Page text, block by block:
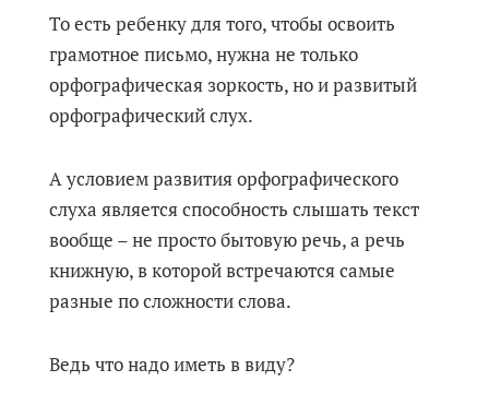
То есть ребенку для того, чтобы освоить
грамотное письмо, нужна не только
орфографическая зоркость, но и развитый
орфографический слух.
А условием развития орфографического
слуха является способность слышать текст
вообще – не просто бытовую речь, а речь
книжную, в которой встречаются самые
разные по сложности слова.
Ведь что надо иметь в виду?